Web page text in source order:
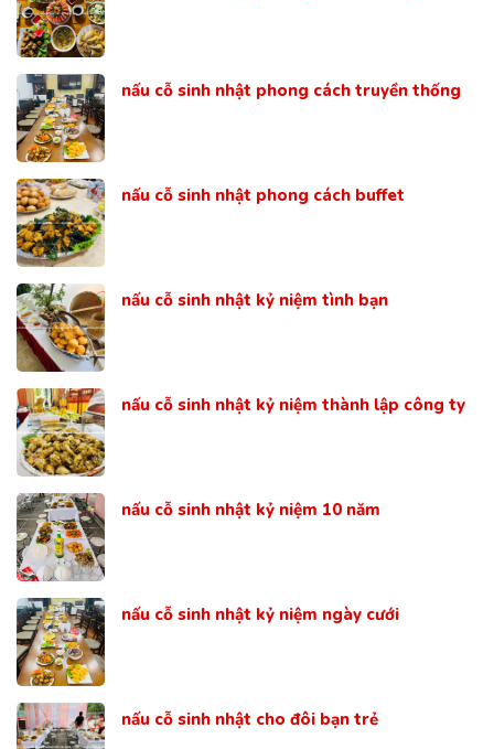
nấu cỗ sinh nhật phong cách truyền thống
nấu cỗ sinh nhật phong cách buffet
nấu cỗ sinh nhật kỷ niệm tình bạn
nấu cỗ sinh nhật kỷ niệm thành lập công ty
nấu cỗ sinh nhật kỷ niệm 10 năm
nấu cỗ sinh nhật kỷ niệm ngày cưới
nấu cỗ sinh nhật cho đôi bạn trẻ